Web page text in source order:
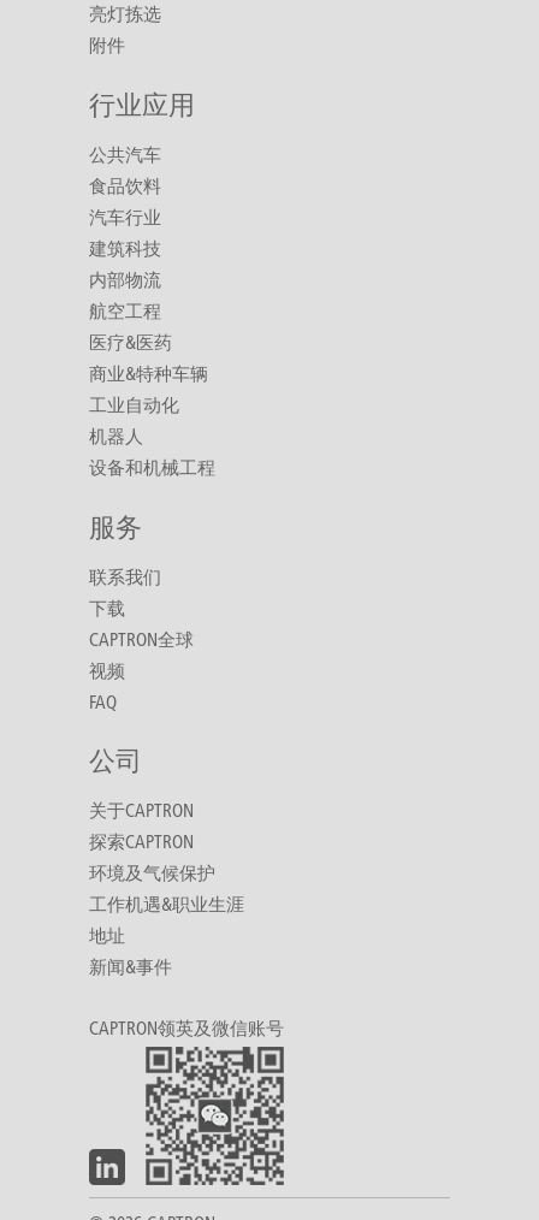
亮灯拣选
附件
行业应用
公共汽车
食品饮料
汽车行业
建筑科技
内部物流
航空工程
医疗&医药
商业&特种车辆
工业自动化
机器人
设备和机械工程
服务
联系我们
下载
CAPTRON全球
视频
FAQ
公司
关于CAPTRON
探索CAPTRON
环境及气候保护
工作机遇&职业生涯
地址
新闻&事件
CAPTRON领英及微信账号